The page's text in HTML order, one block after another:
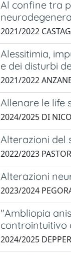
Al confine tra
2021/2022
Alessitimia,
e dei disturbi
2021/2022
Allenare le life
2024/2025 DI
Alterazioni del
2022/2023
Alterazioni
2023/2024
"Ambliopia
controintuitivo
2024/2025